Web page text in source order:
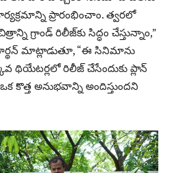
కార్యక్రమాన్ని ప్రారంభించాం. త్వరలో
గ్రాండ్ రిలీజ్‌కు సిద్ధం చేస్తున్నాం,”
మాట్లాడుతూ, “ఈ సినిమాను
థియేటర్లలో రిలీజ్ చేసేందుకు ప్లాన్
ఒక కొత్త అనుభవాన్ని అందిస్తుందని